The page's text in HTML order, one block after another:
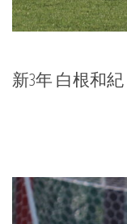
新3年 白根和紀